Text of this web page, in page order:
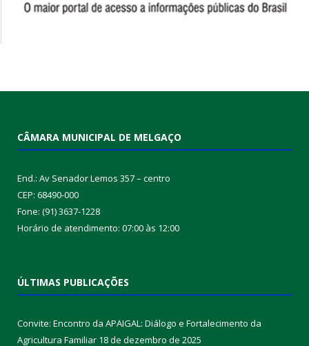
CÂMARA MUNICIPAL DE MELGAÇO
End.: Av Senador Lemos 357 – centro
CEP: 68490-000
Fone: (91) 3637-1228
Horário de atendimento: 07:00 às 12:00
ÚLTIMAS PUBLICAÇÕES
Convite: Encontro da APAIGAL: Diálogo e Fortalecimento da
Agricultura Familiar 18 de dezembro de 2025